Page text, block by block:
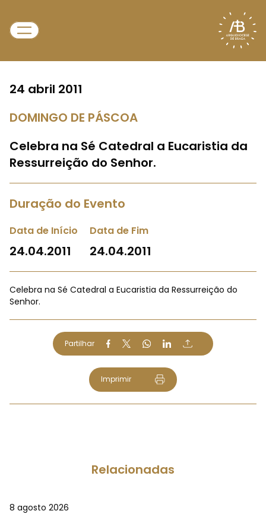
24 abril 2011
DOMINGO DE PÁSCOA
Celebra na Sé Catedral a Eucaristia da
Ressurreição do Senhor.
Duração do Evento
Data de Início
24.04.2011
Data de Fim
24.04.2011
Celebra na Sé Catedral a Eucaristia da Ressurreição do
Senhor.
Partilhar
Imprimir
Relacionadas
8 agosto 2026